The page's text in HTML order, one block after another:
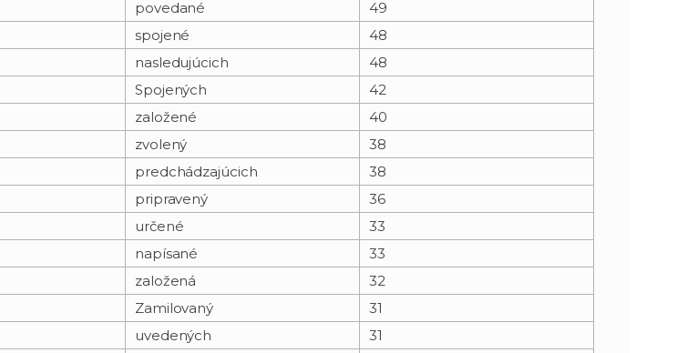
e
t
povedané
49
spojené
48
nasledujúcich
48
Spojených
42
založené
40
zvolený
38
predchádzajúcich
38
pripravený
36
určené
33
napísané
33
založená
32
Zamilovaný
31
uvedených
31